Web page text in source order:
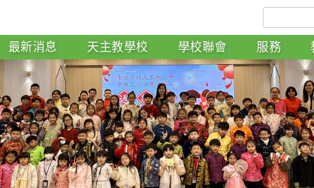
最新消息 天主教學校 學校聯會 服務